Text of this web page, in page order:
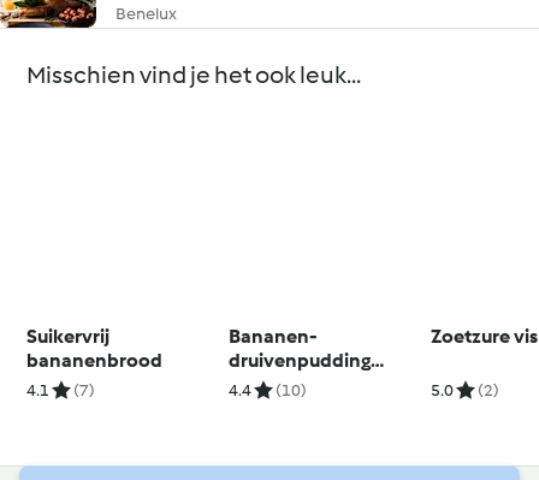
Benelux
Misschien vind je het ook leuk...
Suikervrij
bananenbrood
4.1 (7)
Bananen-
druivenpudding
zonder toegevoegde
4.4 (10)
Zoetzure
5.0 (2)